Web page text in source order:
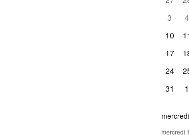
de
0
3
0
4
0
10
0
0
17
0
0
24
0
0
31
0
1
mercredi